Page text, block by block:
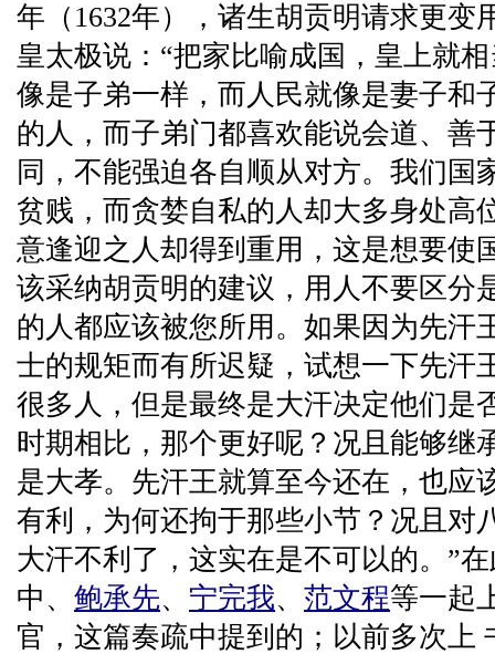
年（1632年），诸生胡贡明请求更变
皇太极说：“把家比喻成国，皇上就
像是子弟一样，而人民就像是妻子和
的人，而子弟门都喜欢能说会道、善
同，不能强迫各自顺从对方。我们国
贫贱，而贪婪自私的人却大多身处高
意逢迎之人却得到重用，这是想要使
该采纳胡贡明的建议，用人不要区分
的人都应该被您所用。如果因为先汗
士的规矩而有所迟疑，试想一下先汗
很多人，但是最终是大汗决定他们是
时期相比，那个更好呢？况且能够继
是大孝。先汗王就算至今还在，也应
有利，为何还拘于那些小节？况且对
大汗不利了，这实在是不可以的。”
中、 鲍承先、 宁完我、 范文程等一起
官，这篇奏疏中提到的；以前多次上